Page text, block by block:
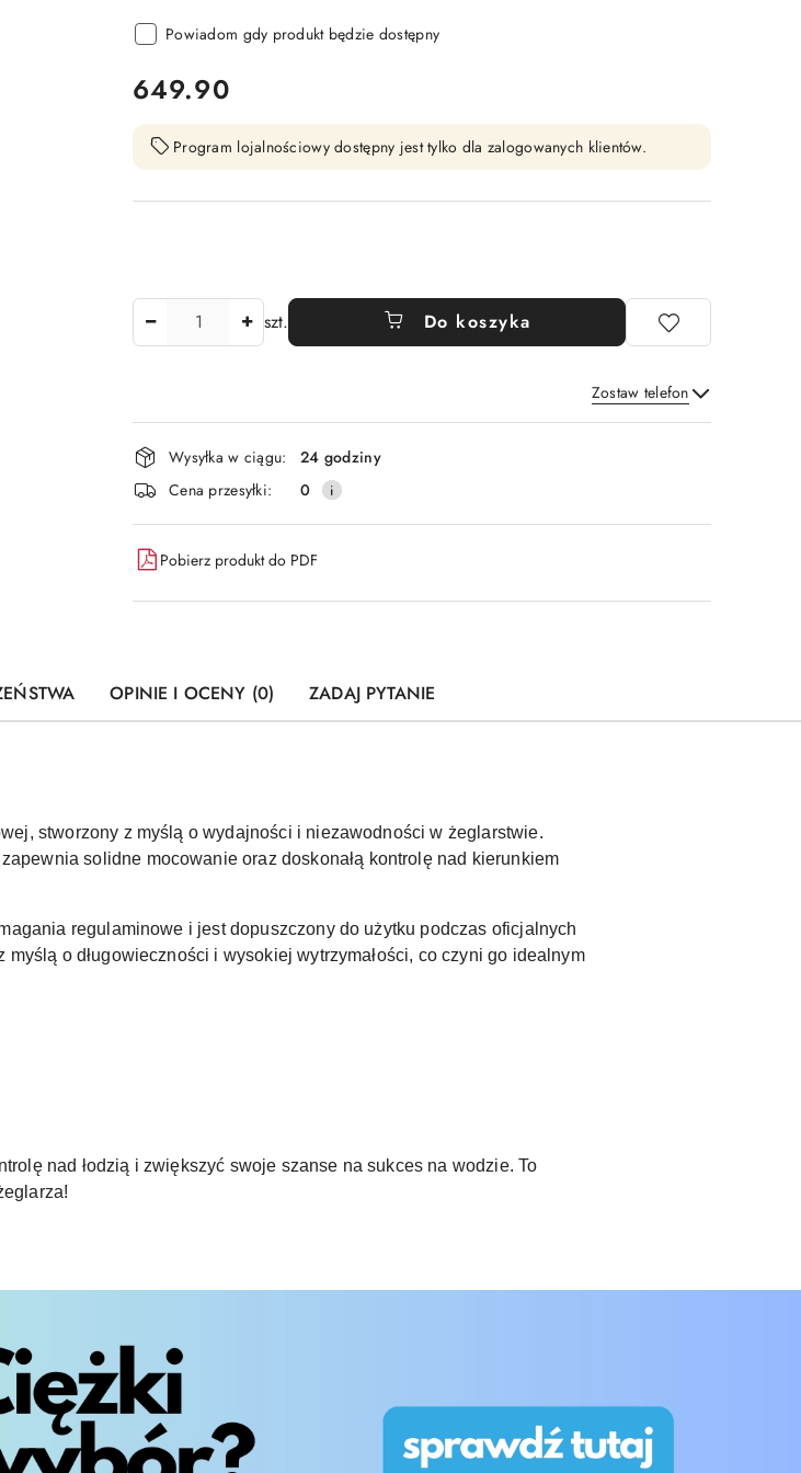
Powiadom gdy produkt będzie dostępny
cena:
649.90
Program lojalnościowy dostępny jest tylko dla zalogowanych klientów.
szt. Do koszyka
Zostaw telefon
Wyślij
Dostępność
i
dostawa
Wysyłka w ciągu:
24 godziny
Cena przesyłki:
0
Pobierz produkt do PDF
OPINIE I OCENY (0) ZADAJ PYTANIE
stworzony z myślą o wydajności i niezawodności w żeglarstwie.
solidne mocowanie oraz doskonałą kontrolę nad kierunkiem
regulaminowe i jest dopuszczony do użytku podczas oficjalnych
o długowieczności i wysokiej wytrzymałości, co czyni go idealnym
nad łodzią i zwiększyć swoje szanse na sukces na wodzie. To